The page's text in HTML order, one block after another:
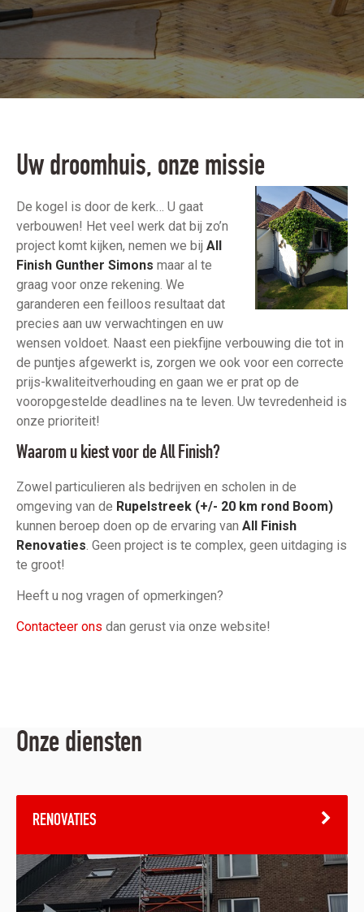
Uw droomhuis, onze missie
De kogel is door de kerk… U gaat
verbouwen! Het veel werk dat bij zo’n
project komt kijken, nemen we bij All
Finish Gunther Simons maar al te
graag voor onze rekening. We
garanderen een feilloos resultaat dat
precies aan uw verwachtingen en uw
wensen voldoet. Naast een piekfijne verbouwing die tot in
de puntjes afgewerkt is, zorgen we ook voor een correcte
prijs-kwaliteitverhouding en gaan we er prat op de
vooropgestelde deadlines na te leven. Uw tevredenheid is
onze prioriteit!
Waarom u kiest voor de All Finish?
Zowel particulieren als bedrijven en scholen in de
omgeving van de Rupelstreek (+/- 20 km rond Boom)
kunnen beroep doen op de ervaring van All Finish
Renovaties. Geen project is te complex, geen uitdaging is
te groot!
Heeft u nog vragen of opmerkingen?
Contacteer ons dan gerust via onze website!
Onze diensten
RENOVATIES